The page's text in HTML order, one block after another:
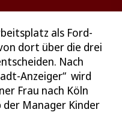
als Ford-
dort über die drei
Nach
Anzeiger“ wird
Frau nach Köln
Manager Kinder